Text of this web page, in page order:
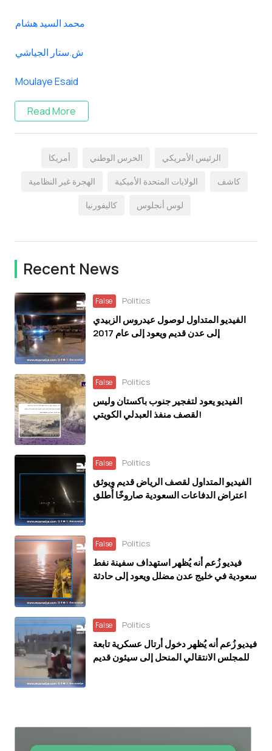
محمد السيد هشام
ش.ستار الجياشي
Moulaye Esaid
Read More
أمريكا الحرس الوطني الرئيس الأمريكي
الهجرة غير النظامية الولايات المتحدة الأميكية كاشف
كاليفورنيا لوس أنجلوس
Recent News
False Politics
الفيديو المتداول لوصول عيدروس الزبيدي
إلى عدن قديم ويعود إلى عام 2017
False Politics
الفيديو يعود لتفجير جنوب باكستان وليس
لقصف منفذ العبدلي الكويتي!
False Politics
الفيديو المتداول لقصف الرياض قديم ويوثق
اعتراض الدفاعات السعودية صاروخًا أُطلق
False Politics
فيديو زُعم أنه يُظهر استهداف سفينة نفط
سعودية في خليج عدن مضلل ويعود إلى حادثة
False Politics
فيديو زُعم أنه يُظهر دخول أرتال عسكرية تابعة
للمجلس الانتقالي المنحل إلى سيئون قديم